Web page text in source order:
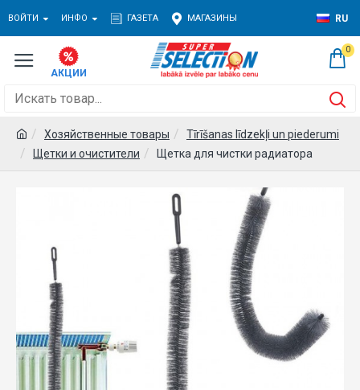
ВОЙТИ ИНФО ГАЗЕТА МАГАЗИНЫ RU
0
Хозяйственные товары
Tīrīšanas līdzekļi un piederumi
Щетки и очистители
Щетка для чистки радиатора